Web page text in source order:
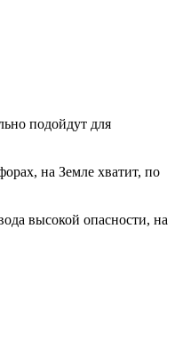
подойдут для
на Земле хватит, по
высокой опасности, на